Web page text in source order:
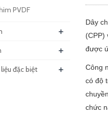
Dây
(CPP)
được
Công
có độ
chức
PVDF
+
+
đặc biệt +